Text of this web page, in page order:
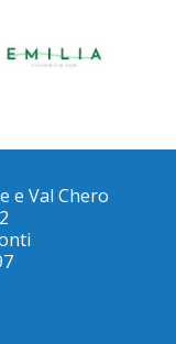
e Val Chero